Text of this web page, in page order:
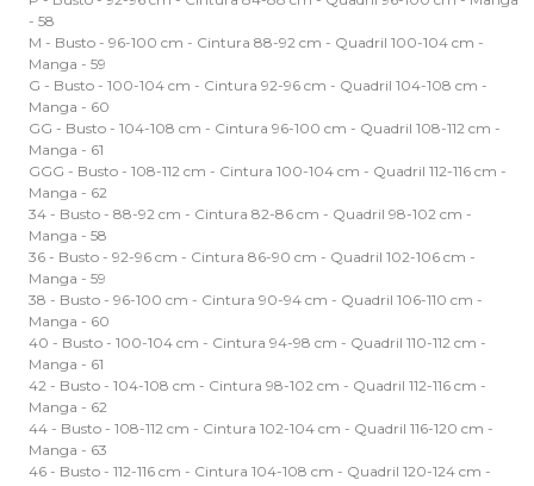
- 58
M - Busto - 96-100 cm - Cintura 88-92 cm - Quadril 100-104 cm -
Manga - 59
G - Busto - 100-104 cm - Cintura 92-96 cm - Quadril 104-108 cm -
Manga - 60
GG - Busto - 104-108 cm - Cintura 96-100 cm - Quadril 108-112 cm -
Manga - 61
GGG - Busto - 108-112 cm - Cintura 100-104 cm - Quadril 112-116 cm -
Manga - 62
34 - Busto - 88-92 cm - Cintura 82-86 cm - Quadril 98-102 cm -
Manga - 58
36 - Busto - 92-96 cm - Cintura 86-90 cm - Quadril 102-106 cm -
Manga - 59
38 - Busto - 96-100 cm - Cintura 90-94 cm - Quadril 106-110 cm -
Manga - 60
40 - Busto - 100-104 cm - Cintura 94-98 cm - Quadril 110-112 cm -
Manga - 61
42 - Busto - 104-108 cm - Cintura 98-102 cm - Quadril 112-116 cm -
Manga - 62
44 - Busto - 108-112 cm - Cintura 102-104 cm - Quadril 116-120 cm -
Manga - 63
46 - Busto - 112-116 cm - Cintura 104-108 cm - Quadril 120-124 cm -